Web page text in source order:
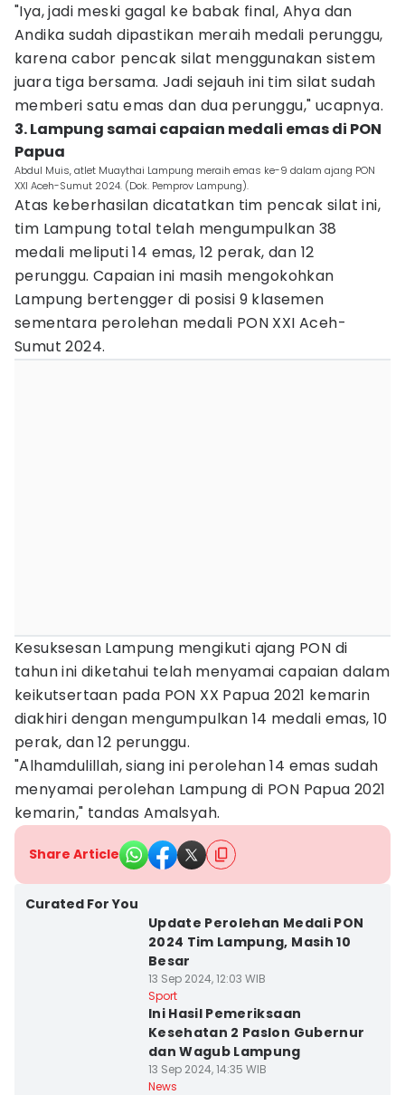
"Iya, jadi meski gagal ke babak final, Ahya dan
Andika sudah dipastikan meraih medali perunggu,
karena cabor pencak silat menggunakan sistem
juara tiga bersama. Jadi sejauh ini tim silat sudah
memberi satu emas dan dua perunggu," ucapnya.
3. Lampung samai capaian medali emas di PON
Papua
Abdul Muis, atlet Muaythai Lampung meraih emas ke-9 dalam ajang PON
XXI Aceh-Sumut 2024. (Dok. Pemprov Lampung).
Atas keberhasilan dicatatkan tim pencak silat ini,
tim Lampung total telah mengumpulkan 38
medali meliputi 14 emas, 12 perak, dan 12
perunggu. Capaian ini masih mengokohkan
Lampung bertengger di posisi 9 klasemen
sementara perolehan medali PON XXI Aceh-
Sumut 2024.
Kesuksesan Lampung mengikuti ajang PON di
tahun ini diketahui telah menyamai capaian dalam
keikutsertaan pada PON XX Papua 2021 kemarin
diakhiri dengan mengumpulkan 14 medali emas, 10
perak, dan 12 perunggu.
"Alhamdulillah, siang ini perolehan 14 emas sudah
menyamai perolehan Lampung di PON Papua 2021
kemarin," tandas Amalsyah.
Share Article
Curated For You
Update Perolehan Medali PON
2024 Tim Lampung, Masih 10
Besar
13 Sep 2024, 12:03 WIB
Sport
Ini Hasil Pemeriksaan
Kesehatan 2 Paslon Gubernur
dan Wagub Lampung
13 Sep 2024, 14:35 WIB
News